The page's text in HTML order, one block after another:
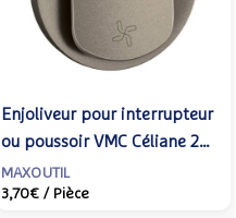
Enjoliveur pour interrupteur
ou poussoir VMC Céliane 2
vitesses - Titanium -
LEGRAND - CT6001
MAXOUTIL
3,70€ / Pièce